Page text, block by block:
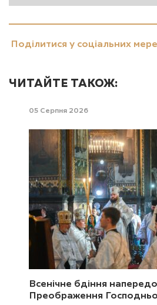
Поділитися у соціальних
ЧИТАЙТЕ ТАКОЖ:
05 Серпня 2026
Всенічне бдіння
Преображення